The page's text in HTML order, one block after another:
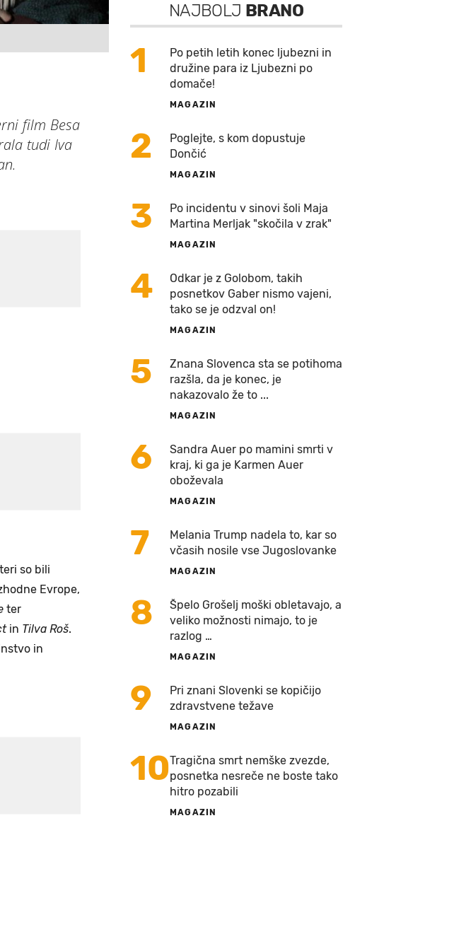
film Besa
tudi Iva
so bili
Evrope,
ter
in Tilva Roš.
in
NAJBOLJ BRANO
1
Po petih letih konec ljubezni in
družine para iz Ljubezni po
domače!
MAGAZIN
2
Poglejte, s kom dopustuje
Dončić
MAGAZIN
3
Po incidentu v sinovi šoli Maja
Martina Merljak "skočila v zrak"
MAGAZIN
4
Odkar je z Golobom, takih
posnetkov Gaber nismo vajeni,
tako se je odzval on!
MAGAZIN
5
Znana Slovenca sta se potihoma
razšla, da je konec, je
nakazovalo že to ...
MAGAZIN
6
Sandra Auer po mamini smrti v
kraj, ki ga je Karmen Auer
oboževala
MAGAZIN
7
Melania Trump nadela to, kar so
včasih nosile vse Jugoslovanke
MAGAZIN
8
Špelo Grošelj moški obletavajo, a
veliko možnosti nimajo, to je
razlog …
MAGAZIN
9
Pri znani Slovenki se kopičijo
zdravstvene težave
MAGAZIN
10Tragična smrt nemške zvezde,
posnetka nesreče ne boste tako
hitro pozabili
MAGAZIN